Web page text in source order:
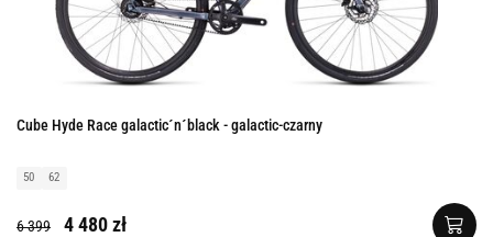
Cube Hyde Race galactic´n´black - galactic-czarny
50 62
6 399 4 480 zł